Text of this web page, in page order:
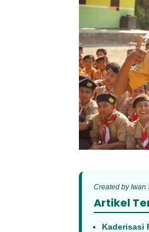
Created by Iwan
Artikel
Kaderisasi